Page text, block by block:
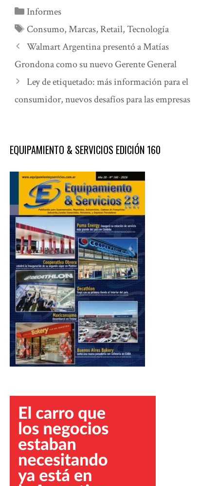
Categorías
Informes
Etiquetas
Consumo,Marcas, Retail,Tecnología
Walmart Argentina presentó a Matías
Grondona como su nuevo Gerente General
Ley de etiquetado: más información para el
consumidor, nuevos desafíos para las empresas
EQUIPAMIENTO & SERVICIOS EDICIÓN 160